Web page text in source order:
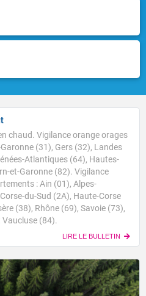
chaud. Vigilance orange orages
(31), Gers (32), Landes
Atlantiques (64), Hautes-
et-Garonne (82). Vigilance
: Ain (01), Alpes-
du-Sud (2A), Haute-Corse
(38), Rhône (69), Savoie (73),
(84).
LIRE LE BULLETIN